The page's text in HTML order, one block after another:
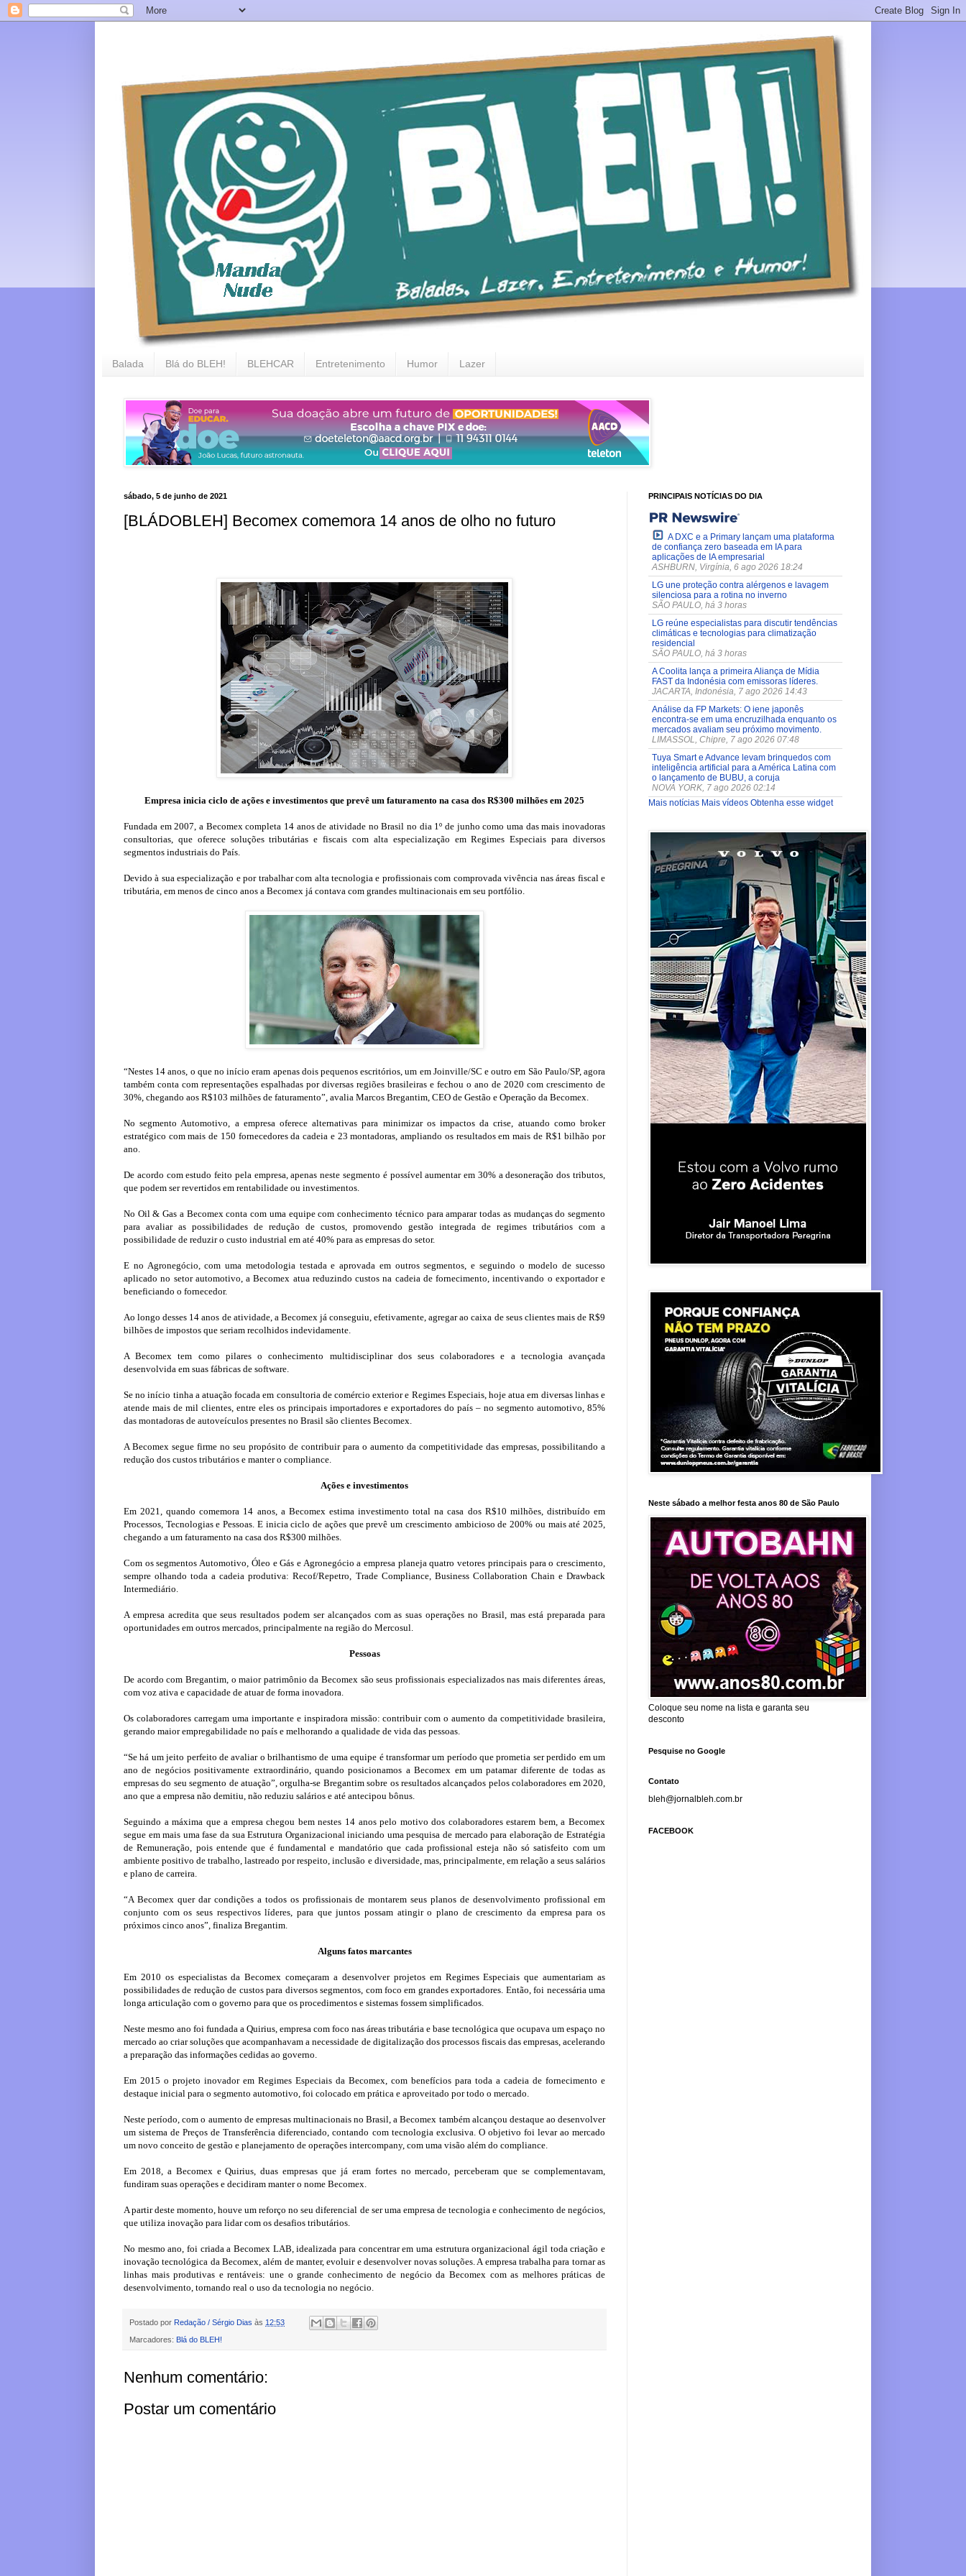
Balada Blá do BLEH! BLEHCAR Entretenimento Humor Lazer
sábado, 5 de junho de 2021
[BLÁDOBLEH] Becomex comemora 14 anos de olho no futuro
Empresa inicia ciclo de ações e investimentos que prevê um faturamento na casa dos R$300 milhões em 2025
Fundada em 2007, a Becomex completa 14 anos de atividade no Brasil no dia 1º de junho como uma das mais inovadoras
consultorias, que oferece soluções tributárias e fiscais com alta especialização em Regimes Especiais para diversos
segmentos industriais do País.
Devido à sua especialização e por trabalhar com alta tecnologia e profissionais com comprovada vivência nas áreas fiscal e
tributária, em menos de cinco anos a Becomex já contava com grandes multinacionais em seu portfólio.
“Nestes 14 anos, o que no início eram apenas dois pequenos escritórios, um em Joinville/SC e outro em São Paulo/SP, agora
também conta com representações espalhadas por diversas regiões brasileiras e fechou o ano de 2020 com crescimento de
30%, chegando aos R$103 milhões de faturamento”, avalia Marcos Bregantim, CEO de Gestão e Operação da Becomex.
No segmento Automotivo, a empresa oferece alternativas para minimizar os impactos da crise, atuando como broker
estratégico com mais de 150 fornecedores da cadeia e 23 montadoras, ampliando os resultados em mais de R$1 bilhão por
ano.
De acordo com estudo feito pela empresa, apenas neste segmento é possível aumentar em 30% a desoneração dos tributos,
que podem ser revertidos em rentabilidade ou investimentos.
No Oil & Gas a Becomex conta com uma equipe com conhecimento técnico para amparar todas as mudanças do segmento
para avaliar as possibilidades de redução de custos, promovendo gestão integrada de regimes tributários com a
possibilidade de reduzir o custo industrial em até 40% para as empresas do setor.
E no Agronegócio, com uma metodologia testada e aprovada em outros segmentos, e seguindo o modelo de sucesso
aplicado no setor automotivo, a Becomex atua reduzindo custos na cadeia de fornecimento, incentivando o exportador e
beneficiando o fornecedor.
Ao longo desses 14 anos de atividade, a Becomex já conseguiu, efetivamente, agregar ao caixa de seus clientes mais de R$9
bilhões de impostos que seriam recolhidos indevidamente.
A Becomex tem como pilares o conhecimento multidisciplinar dos seus colaboradores e a tecnologia avançada
desenvolvida em suas fábricas de software.
Se no início tinha a atuação focada em consultoria de comércio exterior e Regimes Especiais, hoje atua em diversas linhas e
atende mais de mil clientes, entre eles os principais importadores e exportadores do país – no segmento automotivo, 85%
das montadoras de autoveículos presentes no Brasil são clientes Becomex.
A Becomex segue firme no seu propósito de contribuir para o aumento da competitividade das empresas, possibilitando a
redução dos custos tributários e manter o compliance.
Ações e investimentos
Em 2021, quando comemora 14 anos, a Becomex estima investimento total na casa dos R$10 milhões, distribuído em
Processos, Tecnologias e Pessoas. E inicia ciclo de ações que prevê um crescimento ambicioso de 200% ou mais até 2025,
chegando a um faturamento na casa dos R$300 milhões.
Com os segmentos Automotivo, Óleo e Gás e Agronegócio a empresa planeja quatro vetores principais para o crescimento,
sempre olhando toda a cadeia produtiva: Recof/Repetro, Trade Compliance, Business Collaboration Chain e Drawback
Intermediário.
A empresa acredita que seus resultados podem ser alcançados com as suas operações no Brasil, mas está preparada para
oportunidades em outros mercados, principalmente na região do Mercosul.
Pessoas
De acordo com Bregantim, o maior patrimônio da Becomex são seus profissionais especializados nas mais diferentes áreas,
com voz ativa e capacidade de atuar de forma inovadora.
Os colaboradores carregam uma importante e inspiradora missão: contribuir com o aumento da competitividade brasileira,
gerando maior empregabilidade no país e melhorando a qualidade de vida das pessoas.
“Se há um jeito perfeito de avaliar o brilhantismo de uma equipe é transformar um período que prometia ser perdido em um
ano de negócios positivamente extraordinário, quando posicionamos a Becomex em um patamar diferente de todas as
empresas do seu segmento de atuação”, orgulha-se Bregantim sobre os resultados alcançados pelos colaboradores em 2020,
ano que a empresa não demitiu, não reduziu salários e até antecipou bônus.
Seguindo a máxima que a empresa chegou bem nestes 14 anos pelo motivo dos colaboradores estarem bem, a Becomex
segue em mais uma fase da sua Estrutura Organizacional iniciando uma pesquisa de mercado para elaboração de Estratégia
de Remuneração, pois entende que é fundamental e mandatório que cada profissional esteja não só satisfeito com um
ambiente positivo de trabalho, lastreado por respeito, inclusão e diversidade, mas, principalmente, em relação a seus salários
e plano de carreira.
“A Becomex quer dar condições a todos os profissionais de montarem seus planos de desenvolvimento profissional em
conjunto com os seus respectivos líderes, para que juntos possam atingir o plano de crescimento da empresa para os
próximos cinco anos”, finaliza Bregantim.
Alguns fatos marcantes
Em 2010 os especialistas da Becomex começaram a desenvolver projetos em Regimes Especiais que aumentariam as
possibilidades de redução de custos para diversos segmentos, com foco em grandes exportadores. Então, foi necessária uma
longa articulação com o governo para que os procedimentos e sistemas fossem simplificados.
Neste mesmo ano foi fundada a Quirius, empresa com foco nas áreas tributária e base tecnológica que ocupava um espaço no
mercado ao criar soluções que acompanhavam a necessidade de digitalização dos processos fiscais das empresas, acelerando
a preparação das informações cedidas ao governo.
Em 2015 o projeto inovador em Regimes Especiais da Becomex, com benefícios para toda a cadeia de fornecimento e
destaque inicial para o segmento automotivo, foi colocado em prática e aproveitado por todo o mercado.
Neste período, com o aumento de empresas multinacionais no Brasil, a Becomex também alcançou destaque ao desenvolver
um sistema de Preços de Transferência diferenciado, contando com tecnologia exclusiva. O objetivo foi levar ao mercado
um novo conceito de gestão e planejamento de operações intercompany, com uma visão além do compliance.
Em 2018, a Becomex e Quirius, duas empresas que já eram fortes no mercado, perceberam que se complementavam,
fundiram suas operações e decidiram manter o nome Becomex.
A partir deste momento, houve um reforço no seu diferencial de ser uma empresa de tecnologia e conhecimento de negócios,
que utiliza inovação para lidar com os desafios tributários.
No mesmo ano, foi criada a Becomex LAB, idealizada para concentrar em uma estrutura organizacional ágil toda criação e
inovação tecnológica da Becomex, além de manter, evoluir e desenvolver novas soluções. A empresa trabalha para tornar as
linhas mais produtivas e rentáveis: une o grande conhecimento de negócio da Becomex com as melhores práticas de
desenvolvimento, tornando real o uso da tecnologia no negócio.
Postado por Redação / Sérgio Dias às 12:53
Marcadores: Blá do BLEH!
Nenhum comentário:
Postar um comentário
PRINCIPAIS NOTÍCIAS DO DIA
A DXC e a Primary lançam uma plataforma
de confiança zero baseada em IA para
aplicações de IA empresarial
ASHBURN, Virgínia, 6 ago 2026 18:24
LG une proteção contra alérgenos e lavagem
silenciosa para a rotina no inverno
SÃO PAULO, há 3 horas
LG reúne especialistas para discutir tendências
climáticas e tecnologias para climatização
residencial
SÃO PAULO, há 3 horas
A Coolita lança a primeira Aliança de Mídia
FAST da Indonésia com emissoras líderes.
JACARTA, Indonésia, 7 ago 2026 14:43
Análise da FP Markets: O iene japonês
encontra-se em uma encruzilhada enquanto os
mercados avaliam seu próximo movimento.
LIMASSOL, Chipre, 7 ago 2026 07:48
Tuya Smart e Advance levam brinquedos com
inteligência artificial para a América Latina com
o lançamento de BUBU, a coruja
NOVA YORK, 7 ago 2026 02:14
Mais notícias Mais vídeos Obtenha esse widget
Neste sábado a melhor festa anos 80 de São Paulo
Coloque seu nome na lista e garanta seu
desconto
Pesquise no Google
Contato
bleh@jornalbleh.com.br
FACEBOOK